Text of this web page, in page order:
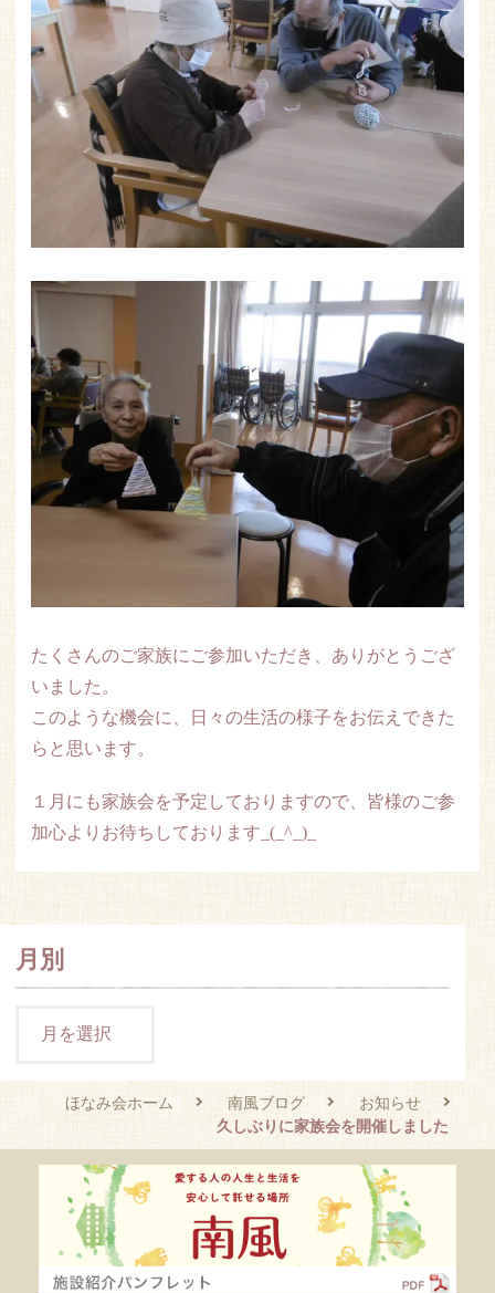
たくさんのご家族にご参加いただき、ありがとうござ
いました。
このような機会に、日々の生活の様子をお伝えできた
らと思います。
１月にも家族会を予定しておりますので、皆様のご参
加心よりお待ちしております_(_^_)_
月別
ほなみ会ホーム 南風ブログ
お知らせ
久しぶりに家族会を開催しました